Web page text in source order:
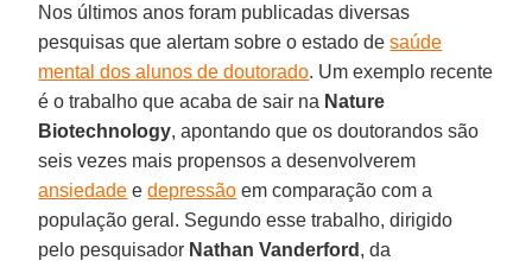
Nos últimos anos foram publicadas diversas
pesquisas que alertam sobre o estado desaúde
mental dos alunos de doutorado. Um exemplo recente
é o trabalho que acaba de sair na Nature
Biotechnology, apontando que os doutorandos são
seis vezes mais propensos a desenvolverem
ansiedade edepressão em comparação com a
população geral. Segundo esse trabalho, dirigido
pelo pesquisador Nathan Vanderford , da